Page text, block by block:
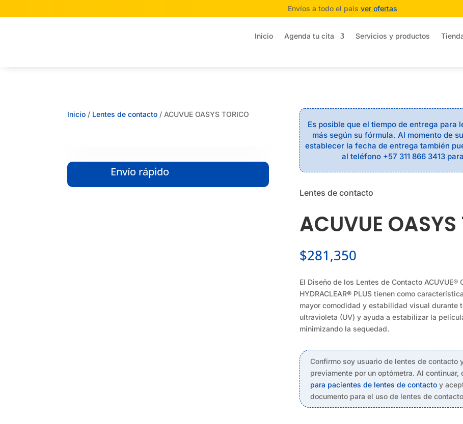
Envíos a todo el país ver ofertas
Inicio Agenda tu cita Servicios y productos
Inicio / Lentes de contacto / ACUVUE OASYS TORICO
Envío rápido
Es posible que el tiempo de entrega para
más según su fórmula. Al momento de
establecer la fecha de entrega también
al teléfono +57 311 866 3413
Lentes de contacto
ACUVUE OASYS
$281,350
El Diseño de los Lentes de Contacto ACUVUE®
HYDRACLEAR® PLUS tienen como
mayor comodidad y estabilidad visual durante
ultravioleta (UV) y ayuda a estabilizar la
minimizando la sequedad.
Confirmo soy usuario de lentes de contacto
previamente por un optómetra. Al continuar,
para pacientes de lentes de contactoy
documento para el uso de lentes de